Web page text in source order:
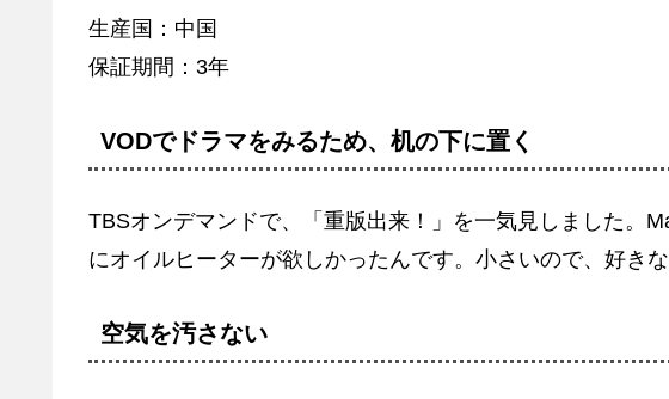
生産国：中国
保証期間：3年
VODでドラマをみるため、机の下に置く
TBSオンデマンドで、「重版出来！」を一気見しました。
にオイルヒーターが欲しかったんです。小さいので、好き
空気を汚さない